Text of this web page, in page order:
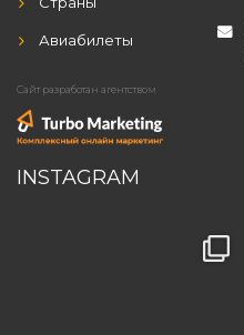
Авиабилеты
Сайт разработан агентством
INSTAGRAM